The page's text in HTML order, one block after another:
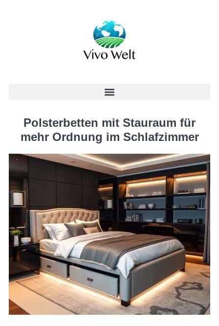
Polsterbetten mit Stauraum für
mehr Ordnung im Schlafzimmer